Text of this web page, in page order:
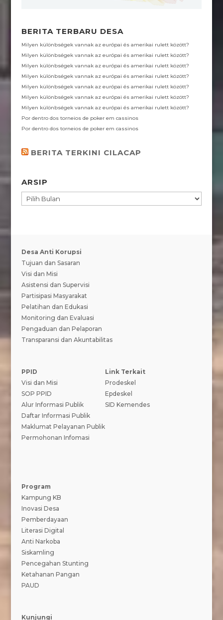
BERITA TERBARU DESA
Milyen különbségek vannak az európai és amerikai rulett között?
Milyen különbségek vannak az európai és amerikai rulett között?
Milyen különbségek vannak az európai és amerikai rulett között?
Milyen különbségek vannak az európai és amerikai rulett között?
Milyen különbségek vannak az európai és amerikai rulett között?
Milyen különbségek vannak az európai és amerikai rulett között?
Milyen különbségek vannak az európai és amerikai rulett között?
Por dentro dos torneios de poker em cassinos
Por dentro dos torneios de poker em cassinos
BERITA TERKINI CILACAP
ARSIP
ARSIP
Desa Anti Korupsi
Tujuan dan Sasaran
Visi dan Misi
Asistensi dan Supervisi
Partisipasi Masyarakat
Pelatihan dan Edukasi
Monitoring dan Evaluasi
Pengaduan dan Pelaporan
Transparansi dan Akuntabilitas
PPID
Visi dan Misi
SOP PPID
Alur Informasi Publik
Daftar Informasi Publik
Maklumat Pelayanan Publik
Permohonan Infomasi
Link Terkait
Prodeskel
Epdeskel
SID Kemendes
Program
Kampung KB
Inovasi Desa
Pemberdayaan
Literasi Digital
Anti Narkoba
Siskamling
Pencegahan Stunting
Ketahanan Pangan
PAUD
Kunjungi